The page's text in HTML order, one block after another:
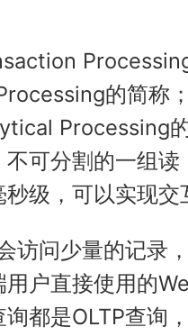
的简称
Processing
可分割的一组
级，可以实现交
访问少量的记录
户直接使用的
都是OLTP查询